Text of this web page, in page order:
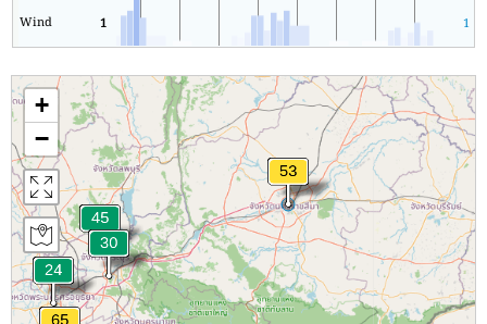
Wind 1 1
+
−